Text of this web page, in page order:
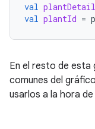
val
val plantId =
En el resto de esta
comunes del
usarlos a la hora